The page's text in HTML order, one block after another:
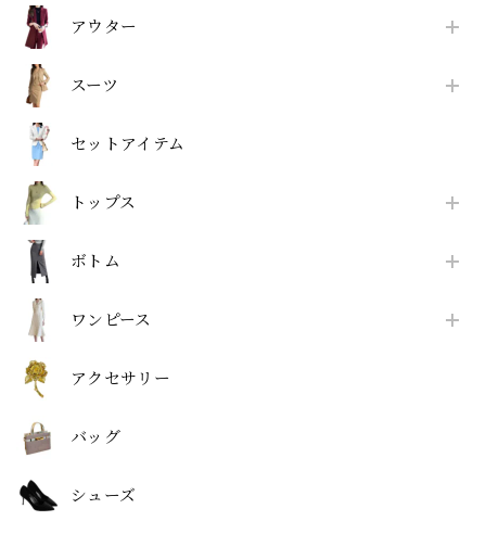
アウター
スーツ
セットアイテム
トップス
ボトム
ワンピース
アクセサリー
バッグ
シューズ